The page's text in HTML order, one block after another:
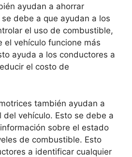
ayudan a ahorrar
debe a que ayudan a los
el uso de combustible,
el vehículo funcione más
ayuda a los conductores a
el costo de
también ayudan a
del vehículo. Esto se debe a
sobre el estado
de combustible. Esto
a identificar cualquier